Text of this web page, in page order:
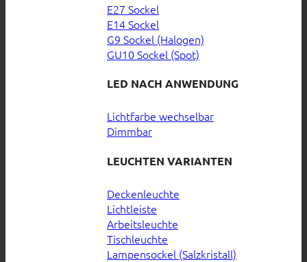
E27 Sockel
E14 Sockel
G9 Sockel (Halogen)
GU10 Sockel (Spot)
LED NACH ANWENDUNG
Lichtfarbe wechselbar
Dimmbar
LEUCHTEN VARIANTEN
Deckenleuchte
Lichtleiste
Arbeitsleuchte
Tischleuchte
Lampensockel (Salzkristall)